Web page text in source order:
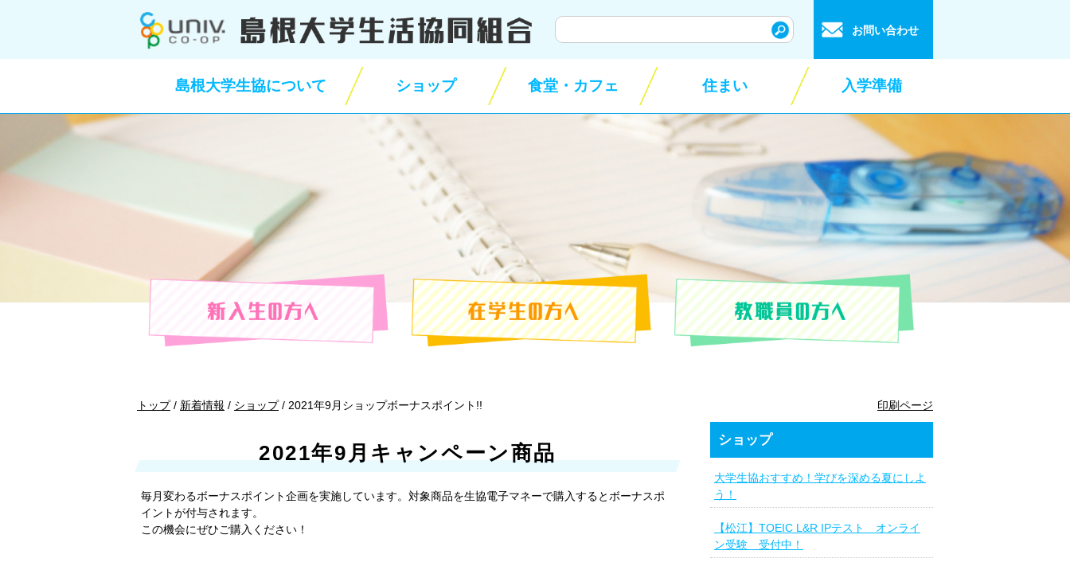
サ
内
お問い合わせ
島根大学生協について ショップ 食堂・カフェ 住まい 入学準備
現
トップ/ 新着情報 / ショップ/ 2021年9月ショップボーナスポイント!! 印刷ページ
2021年9月キャンペーン商品
毎月変わるボーナスポイント企画を実施しています。対象商品を生協電子マネーで購入するとボーナスポ
イントが付与されます。
この機会にぜひご購入ください！
ショップ
大学生協おすすめ！学びを深める夏にしよ
う！
【松江】TOEIC L&R IPテスト オンライ
ン受験 受付中！